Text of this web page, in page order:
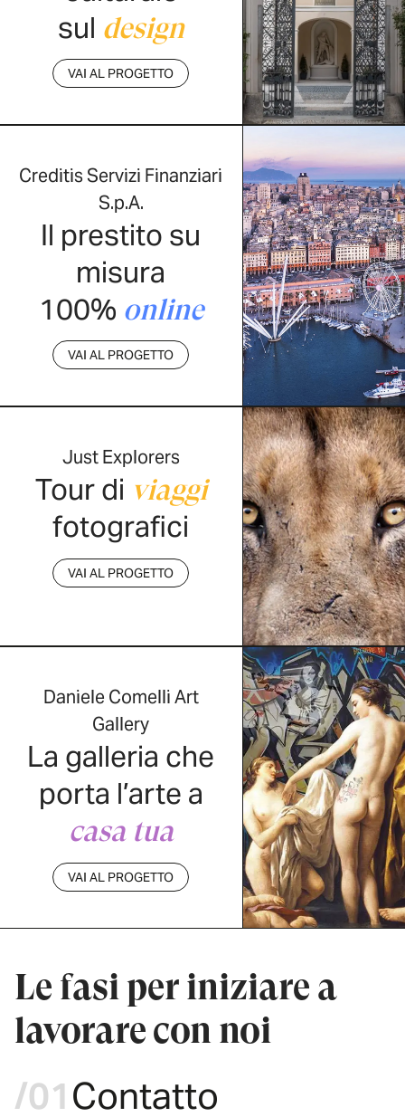
sul design
VAI AL PROGETTO
Creditis Servizi Finanziari
S.p.A.
Il prestito su
misura
100% online
VAI AL PROGETTO
Just Explorers
Tour di viaggi
fotografici
VAI AL PROGETTO
Daniele Comelli Art
Gallery
La galleria che
porta l’arte a
casa tua
VAI AL PROGETTO
Le fasi per iniziare a
lavorare con noi
/01Contatto